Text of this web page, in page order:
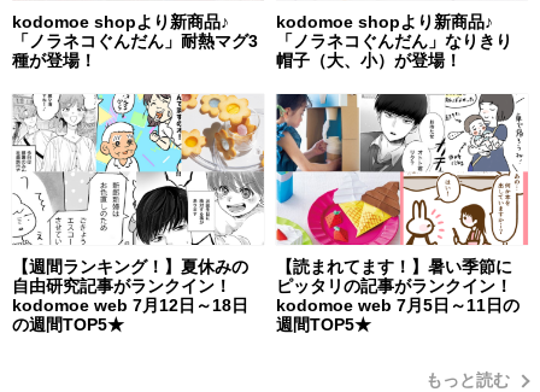
kodomoe shopより新商品♪
「ノラネコぐんだん」耐熱マグ3
種が登場！
kodomoe shopより新商品♪
「ノラネコぐんだん」なりきり
帽子（大、小）が登場！
【週間ランキング！】夏休みの
自由研究記事がランクイン！
kodomoe web 7月12日～18日
の週間TOP5★
【読まれてます！】暑い季節に
ピッタリの記事がランクイン！
kodomoe web 7月5日～11日の
週間TOP5★
もっと読む